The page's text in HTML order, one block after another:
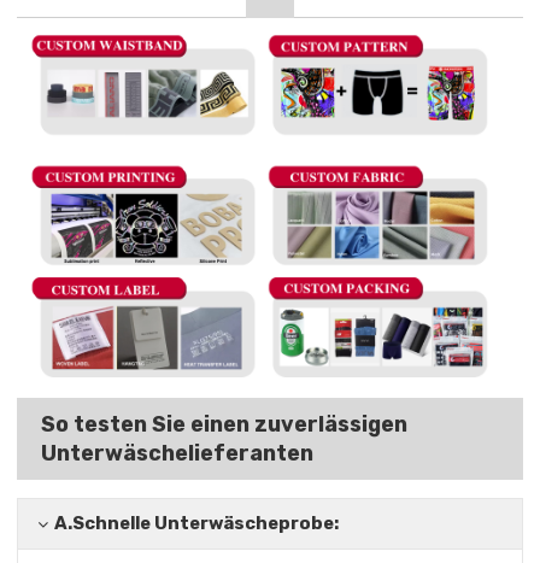
So testen Sie einen zuverlässigen
Unterwäschelieferanten
A.Schnelle Unterwäscheprobe: